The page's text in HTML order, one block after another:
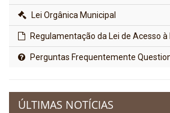
Lei Orgânica Municipal
Regulamentação da Lei de Acesso
Perguntas Frequentemente
ÚLTIMAS NOTÍCIAS